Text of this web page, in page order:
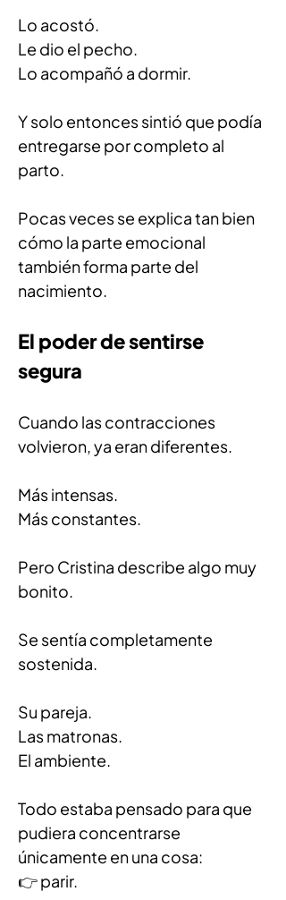
Lo acostó.
Le dio el pecho.
Lo acompañó a dormir.
Y solo entonces sintió que podía
entregarse por completo al
parto.
Pocas veces se explica tan bien
cómo la parte emocional
también forma parte del
nacimiento.
El poder de sentirse
segura
Cuando las contracciones
volvieron, ya eran diferentes.
Más intensas.
Más constantes.
Pero Cristina describe algo muy
bonito.
Se sentía completamente
sostenida.
Su pareja.
Las matronas.
El ambiente.
Todo estaba pensado para que
pudiera concentrarse
únicamente en una cosa:
👉 parir.